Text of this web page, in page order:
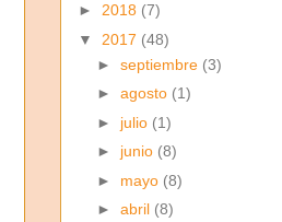
► 2018 (7)
▼ 2017 (48)
► septiembre (3)
► agosto (1)
► julio (1)
► junio (8)
► mayo (8)
► abril (8)